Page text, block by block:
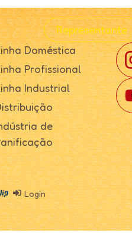
Representante
Doméstica
Profissional
Industrial
de
Login